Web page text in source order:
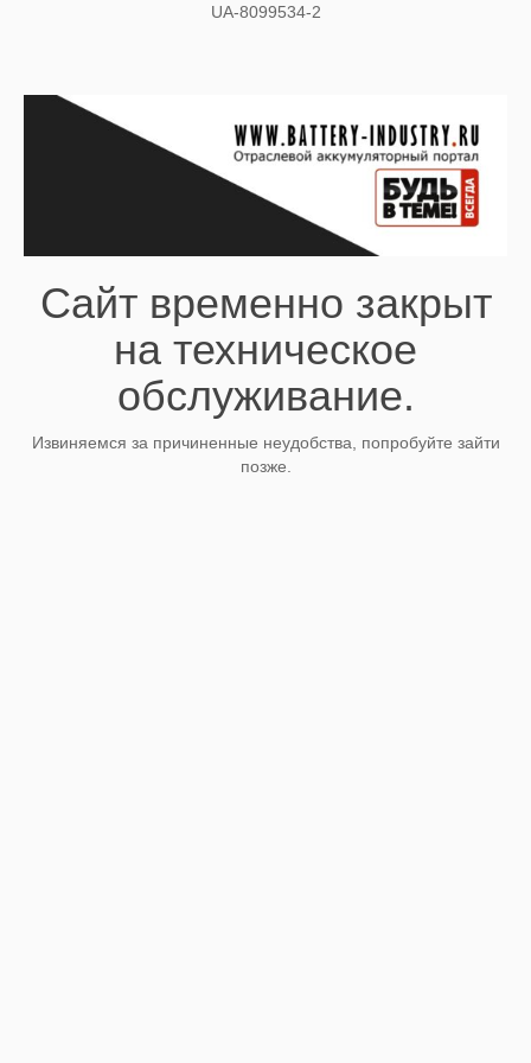
UA-8099534-2
Сайт временно закрыт
на техническое
обслуживание.
Извиняемся за причиненные неудобства, попробуйте зайти
позже.